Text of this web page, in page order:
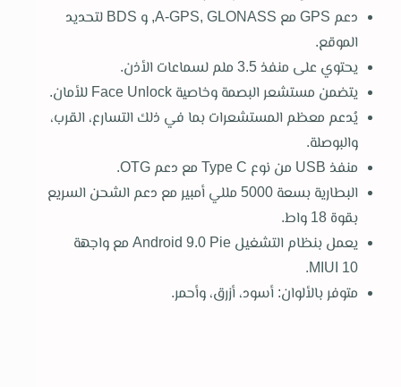
دعم GPS مع A-GPS, GLONASS, و BDS لتحديد
الموقع.
يحتوي على منفذ 3.5 ملم لسماعات الأذن.
يتضمن مستشعر البصمة وخاصية Face Unlock للأمان.
يُدعم معظم المستشعرات بما في ذلك التسارع، القرب،
والبوصلة.
منفذ USB من نوع Type C مع دعم OTG.
البطارية بسعة 5000 مللي أمبير مع دعم الشحن السريع
بقوة 18 واط.
يعمل بنظام التشغيل Android 9.0 Pie مع واجهة
MIUI 10.
متوفر بالألوان: أسود، أزرق، وأحمر.